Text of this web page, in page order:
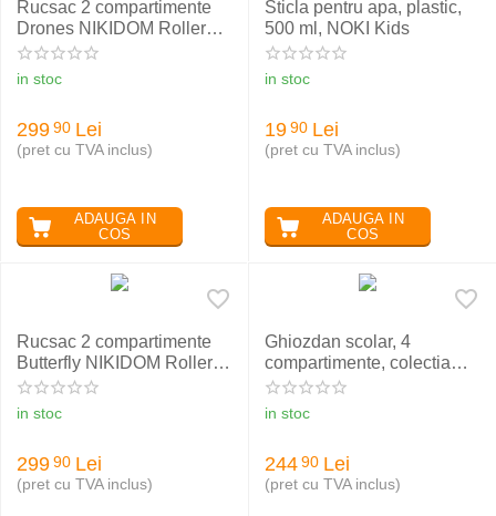
Rucsac 2 compartimente
Drones NIKIDOM Roller
Go
in stoc
299 90 Lei
(pret cu TVA inclus)
ADAUGA IN
COS
Sticla pentru apa, plastic,
500 ml, NOKI Kids
in stoc
19 90 Lei
(pret cu TVA inclus)
ADAUGA IN
COS
Rucsac 2 compartimente
Butterfly NIKIDOM Roller
Go
in stoc
299 90 Lei
(pret cu TVA inclus)
Ghiozdan scolar, 4
compartimente, colectia
Holo Unicorn, Majewski
BP01
in stoc
244 90 Lei
(pret cu TVA inclus)